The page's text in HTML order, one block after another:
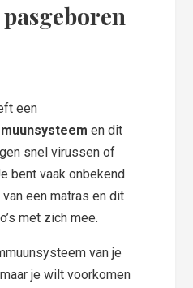
een
en dit
snel virussen of
bent vaak onbekend
een matras en dit
met zich mee.
van je
je wilt voorkomen